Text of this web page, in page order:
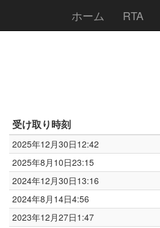
ホーム RTA
受け取り時刻
2025年12月30日12:42
2025年8月10日23:15
2024年12月30日13:16
2024年8月14日4:56
2023年12月27日1:47